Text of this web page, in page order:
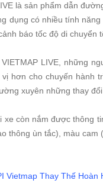
là sản phẩm dẫn
dụng có nhiều tính
báo tốc độ di chuyển
LIVE, những
vị hơn cho chuyến hành
xuyên những thay
xe còn nắm được thông
thông ùn tắc), màu
Vietmap Thay Thế Hoàn